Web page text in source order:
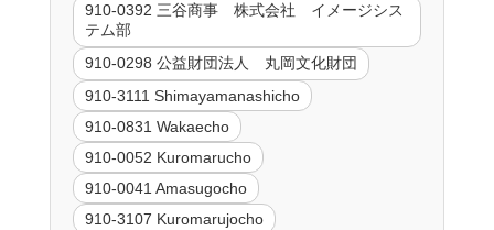
910-0392 三谷商事 株式会社 イメージシス
テム部
910-0298 公益財団法人 丸岡文化財団
910-3111 Shimayamanashicho
910-0831 Wakaecho
910-0052 Kuromarucho
910-0041 Amasugocho
910-3107 Kuromarujocho